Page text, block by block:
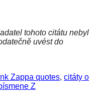
tohoto citátu nebyl
uvést do
Zappa quotes, citáty o
Z